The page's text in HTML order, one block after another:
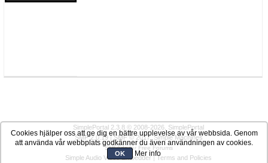
SimplePortal 2.3.8 © 2008-2026, SimplePortal
SMF 2.0.19|SMF © 2017,Simple Machines
SMFAdsfor Free Forums
Simple Audio Video Embedder|Terms and Policies
Cookies hjälper oss att ge dig en bättre upplevelse av vår webbsida. Genom
att använda vår webbplats godkänner du även användningen av cookies.
OK Mer info